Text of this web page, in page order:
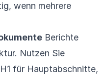
wenn mehrere
Berichte
Nutzen Sie
für Hauptabschnitte,